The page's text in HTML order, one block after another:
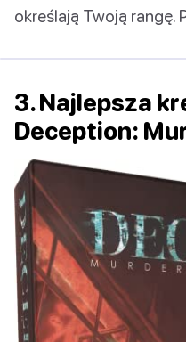
określają Twoją rangę.
3. Najlepsza
Deception: